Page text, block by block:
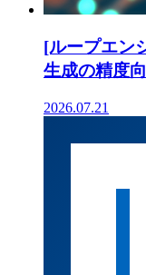
[ループエン
生成の精度
2026.07.21